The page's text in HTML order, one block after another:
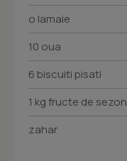
o lamaie
10 oua
6 biscuiti pisati
1 kg fructe de sezon
zahar